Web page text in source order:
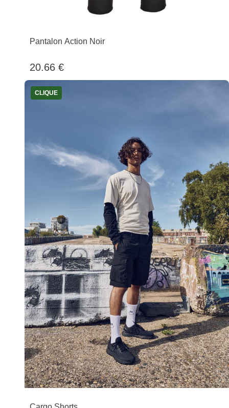
Pantalon Action Noir
20.66 €
CLIQUE